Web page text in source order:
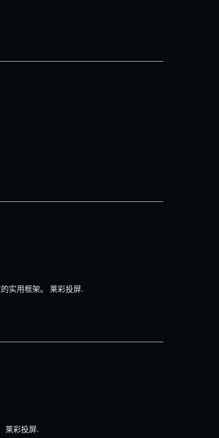
实用框架。 莱彩投屏.
莱彩投屏.